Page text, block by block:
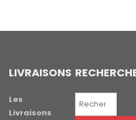
LIVRAISONS
Les
Livraisons
Recherche